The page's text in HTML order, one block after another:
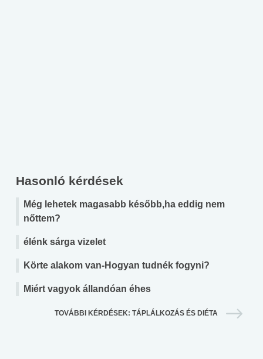
Hasonló kérdések
Még lehetek magasabb később,ha eddig nem
nőttem?
élénk sárga vizelet
Körte alakom van-Hogyan tudnék fogyni?
Miért vagyok állandóan éhes
TOVÁBBI KÉRDÉSEK: TÁPLÁLKOZÁS ÉS DIÉTA